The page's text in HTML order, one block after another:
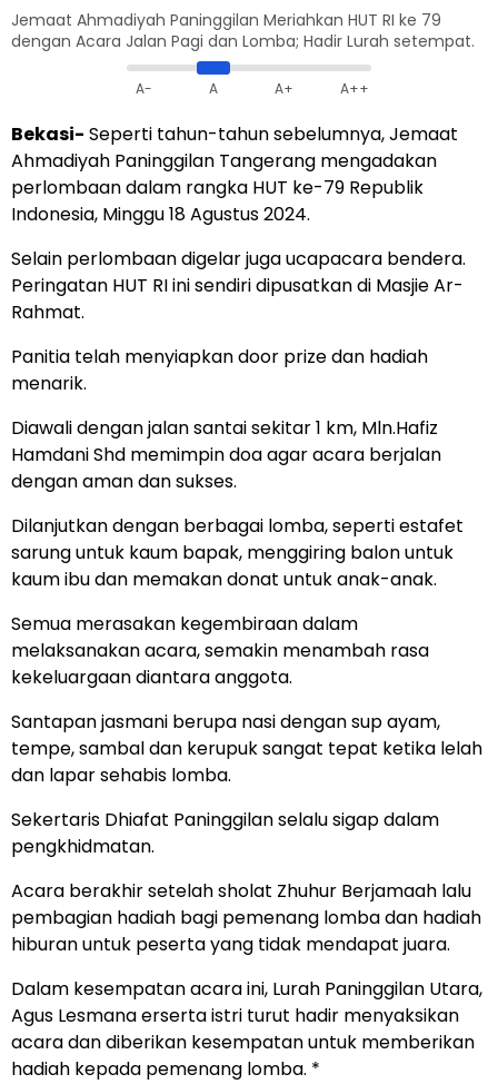
Jemaat Ahmadiyah Paninggilan Meriahkan HUT RI ke 79
dengan Acara Jalan Pagi dan Lomba; Hadir Lurah setempat.
A- A A+ A++
Bekasi- Seperti tahun-tahun sebelumnya, Jemaat
Ahmadiyah Paninggilan Tangerang mengadakan
perlombaan dalam rangka HUT ke-79 Republik
Indonesia, Minggu 18 Agustus 2024.
Selain perlombaan digelar juga ucapacara bendera.
Peringatan HUT RI ini sendiri dipusatkan di Masjie Ar-
Rahmat.
Panitia telah menyiapkan door prize dan hadiah
menarik.
Diawali dengan jalan santai sekitar 1 km, Mln.Hafiz
Hamdani Shd memimpin doa agar acara berjalan
dengan aman dan sukses.
Dilanjutkan dengan berbagai lomba, seperti estafet
sarung untuk kaum bapak, menggiring balon untuk
kaum ibu dan memakan donat untuk anak-anak.
Semua merasakan kegembiraan dalam
melaksanakan acara, semakin menambah rasa
kekeluargaan diantara anggota.
Santapan jasmani berupa nasi dengan sup ayam,
tempe, sambal dan kerupuk sangat tepat ketika lelah
dan lapar sehabis lomba.
Sekertaris Dhiafat Paninggilan selalu sigap dalam
pengkhidmatan.
Acara berakhir setelah sholat Zhuhur Berjamaah lalu
pembagian hadiah bagi pemenang lomba dan hadiah
hiburan untuk peserta yang tidak mendapat juara.
Dalam kesempatan acara ini, Lurah Paninggilan Utara,
Agus Lesmana erserta istri turut hadir menyaksikan
acara dan diberikan kesempatan untuk memberikan
hadiah kepada pemenang lomba. *